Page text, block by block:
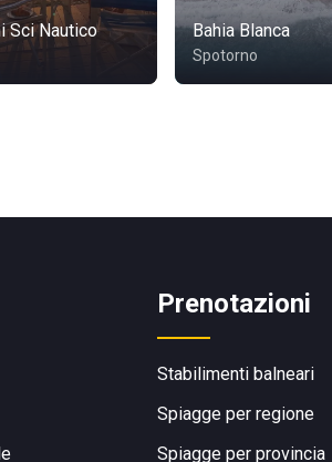
Sci Nautico Bahia Blanca
Spotorno
Prenotazioni
Stabilimenti balneari
Spiagge per regione
Spiagge per provincia